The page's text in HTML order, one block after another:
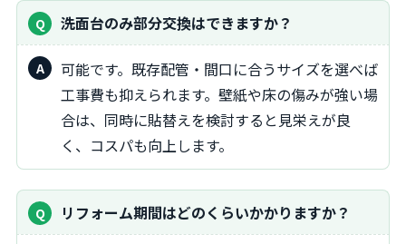
洗面台のみ部分交換はできますか？
可能です。既存配管・間口に合うサイズを選べば
工事費も抑えられます。壁紙や床の傷みが強い場
合は、同時に貼替えを検討すると見栄えが良
く、コスパも向上します。
リフォーム期間はどのくらいかかりますか？